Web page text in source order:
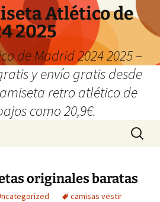
Atlético de
2025
de Madrid 2024 2025 –
y envío gratis desde
retro atlético de
como 20,9€.
Buscar:
originales baratas
camisas vestir